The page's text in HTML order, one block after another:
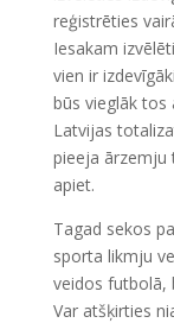
reģistrēties
Iesakam
vien ir
būs vieglāk tos
Latvijas
pieeja ārzemju
apiet.
Tagad sekos
sporta likmju
veidos futbolā,
Var atšķirties